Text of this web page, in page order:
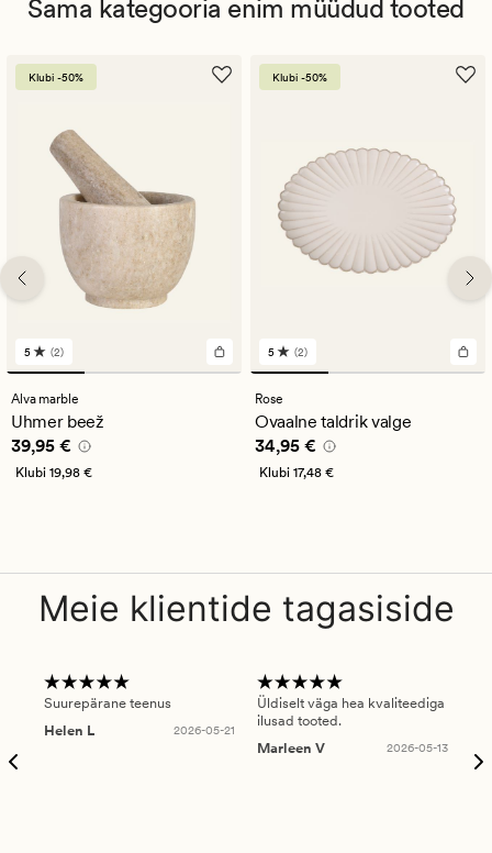
Sama kategooria enim müüdud tooted
Klubi -50%
2
arvustust
keskmise
hinnanguga
5
5 (2)
Alva marble
Uhmer beež
Pris_ee 39,95 €
39,95 €
Klubi 19,98 €
Klubi -50%
2
arvustust
keskmise
hinnanguga
5
5 (2)
Rose
Ovaalne taldrik valge
Pris_ee 34,95 €
34,95 €
Klubi 17,48 €
Meie klientide tagasiside
Suurepärane teenus
Helen L
2026-05-21
Üldiselt väga hea kvaliteediga
ilusad tooted.
Marleen V
2026-05-13